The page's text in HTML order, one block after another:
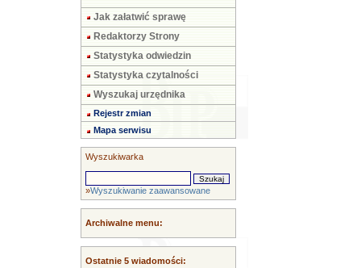
Jak załatwić sprawę
Redaktorzy Strony
Statystyka odwiedzin
Statystyka czytalności
Wyszukaj urzędnika
Rejestr zmian
Mapa serwisu
Wyszukiwarka
»Wyszukiwanie zaawansowane
Archiwalne menu:
Ostatnie 5 wiadomości: